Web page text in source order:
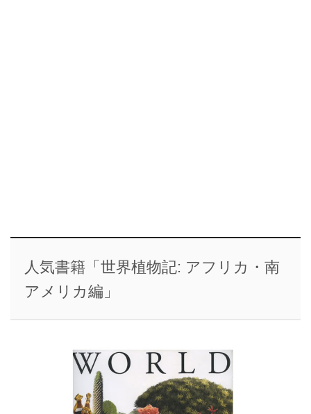
人気書籍「世界植物記: アフリカ・南
アメリカ編」